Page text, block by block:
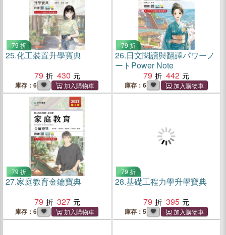
79 折
25.化工裝置升學寶典
79
430
庫存：6
79 折
26.日文閱讀與翻譯パワーノ
ートPower Note
79
442
庫存：6
79 折
27.家庭教育金鑰寶典
79
327
庫存：6
79 折
28.基礎工程力學升學寶典
79
395
庫存：5